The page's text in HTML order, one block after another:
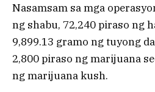
Nasamsam sa mga
ng shabu, 72,240 piraso ng
9,899.13 gramo ng tuyong
2,800 piraso ng marijuana
ng marijuana kush.